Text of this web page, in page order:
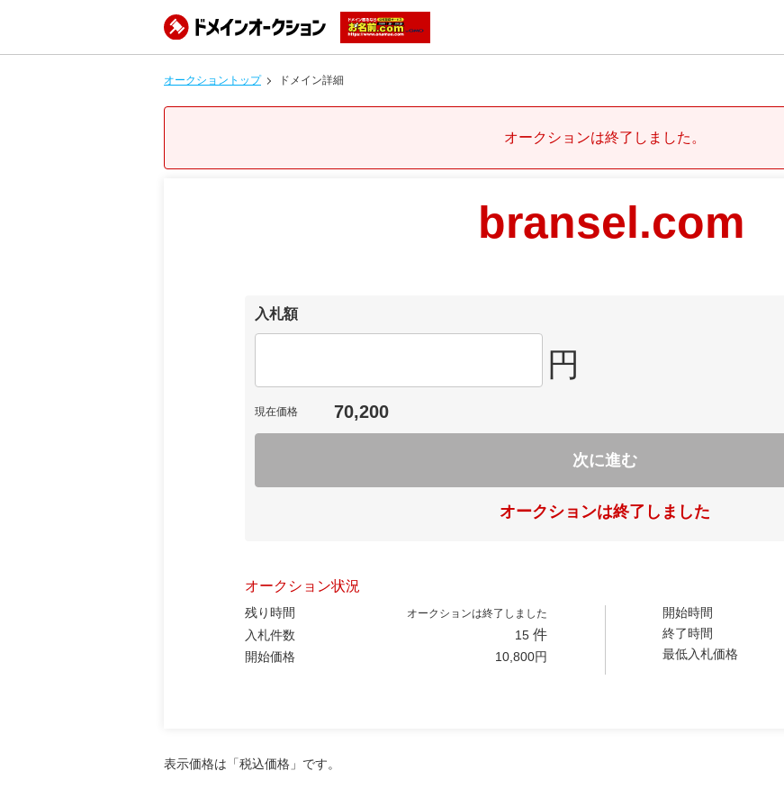
オークショントップ ドメイン詳細
オークションは終了しました。
bransel.com
入札額
円
現在価格 70,200
次に進む
オークションは終了しました
オークション状況
残り時間 オークションは終了しました
入札件数 15 件
開始価格 10,800円
開始時間
終了時間
最低入札価格
表示価格は「税込価格」です。